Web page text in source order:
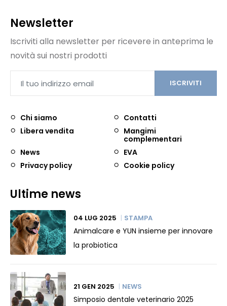
Newsletter
Iscriviti alla newsletter per ricevere in anteprima le
novità sui nostri prodotti
ISCRIVITI
Chi siamo
Contatti
Libera vendita
Mangimi
complementari
News
EVA
Privacy policy
Cookie policy
Ultime news
04 LUG 2025 STAMPA
Animalcare e YUN insieme per innovare
la probiotica
21 GEN 2025 NEWS
Simposio dentale veterinario 2025